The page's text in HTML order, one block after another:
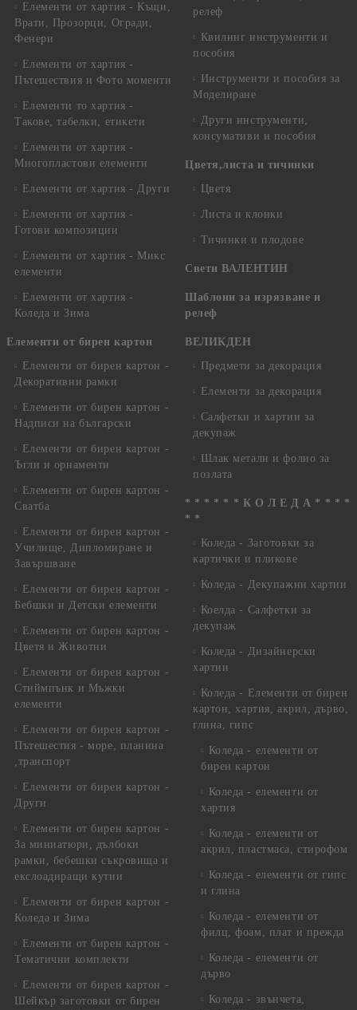
Елементи от хартия - Къщи,
Врати, Прозорци, Огради,
Фенери
Елементи от хартия -
Пътешествия и Фото моменти
Елементи то хартия -
Такове, табелки, етикети
Елементи от хартия -
Многопластови елементи
Елементи от хартия - Други
Елементи от хартия -
Готови композиции
Елементи от хартия - Микс
елементи
Елементи от хартия -
Коледа и Зима
Елементи от бирен картон
Елементи от бирен картон -
Декоративни рамки
Елементи от бирен картон -
Надписи на български
Елементи от бирен картон -
Ъгли и орнаменти
Елементи от бирен картон -
Сватба
Елементи от бирен картон -
Училище, Дипломиране и
Завършване
Елементи от бирен картон -
Бебшки и Детски елементи
Елементи от бирен картон -
Цветя и Животни
Елементи от бирен картон -
Стиймпънк и Мъжки
елементи
Елементи от бирен картон -
Пътешестия - море, планина
,транспорт
Елементи от бирен картон -
Други
Елементи от бирен картон -
За миниатюри, дълбоки
рамки, бебешки съкровища и
екслоадиращи кутии
Елементи от бирен картон -
Коледа и Зима
Елементи от бирен картон -
Тематични комплекти
Елементи от бирен картон -
Шейкър заготовки от бирен
релеф
Квилинг инструменти и
пособия
Инструменти и пособия за
Моделиране
Други инструменти,
консумативи и пособия
Цветя,листа и тичинки
Цветя
Листа и клонки
Тичинки и плодове
Свети ВАЛЕНТИН
Шаблони за изрязване и
релеф
ВЕЛИКДЕН
Предмети за декорация
Елементи за декорация
Салфетки и хартии за
декупаж
Шлак метали и фолио за
позлата
* * * * * * К О Л Е Д А * * * *
* *
Коледа - Заготовки за
картички и пликове
Коледа - Декупажни хартии
Коелда - Салфетки за
декупаж
Коледа - Дизайнерски
хартии
Коледа - Eлементи от бирен
картон, хартия, акрил, дърво,
глина, гипс
Коледа - елементи от
бирен картон
Коледа - елементи от
хартия
Коледа - елементи от
акрил, пластмаса, стирофом
Коледа - елементи от гипс
и глина
Коледа - елементи от
филц, фоам, плат и прежда
Коледа - елементи от
дърво
Коледа - звънчета,